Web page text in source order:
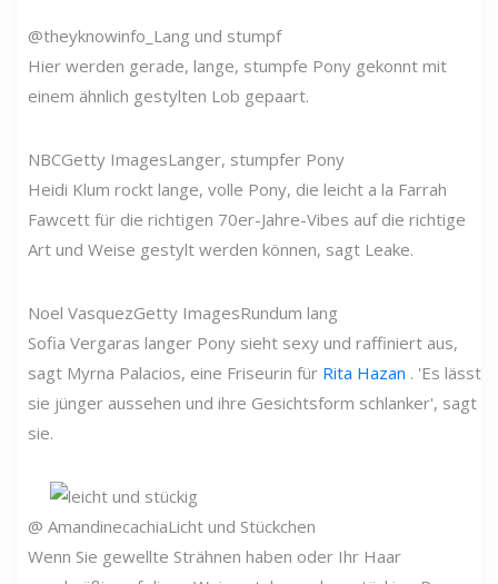
@theyknowinfo_ Lang und stumpf
Hier werden gerade, lange, stumpfe Pony gekonnt mit
einem ähnlich gestylten Lob gepaart.
NBCGetty ImagesLanger, stumpfer Pony
Heidi Klum rockt lange, volle Pony, die leicht a la Farrah
Fawcett für die richtigen 70er-Jahre-Vibes auf die richtige
Art und Weise gestylt werden können, sagt Leake.
Noel VasquezGetty ImagesRundum lang
Sofia Vergaras langer Pony sieht sexy und raffiniert aus,
sagt Myrna Palacios, eine Friseurin für Rita Hazan . 'Es lässt
sie jünger aussehen und ihre Gesichtsform schlanker', sagt
sie.
@ AmandinecachiaLicht und Stückchen
Wenn Sie gewellte Strähnen haben oder Ihr Haar